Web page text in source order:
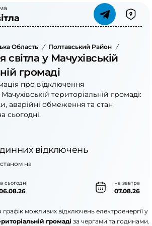
Область / Полтавський Район /
у Мачухівській
громаді
про відключення
територіальній громаді:
аварійні обмеження та стан
сьогодні.
відключень
сьогодні на завтра
07.08.26
станом на
можливих відключень електроенергії у
громаді за чергами та годинами.